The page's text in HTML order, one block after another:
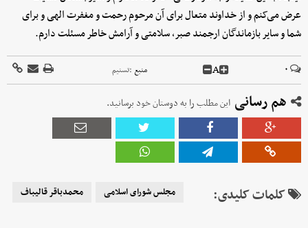
عرض می‌کنم و از خداوند متعال برای آن مرحوم رحمت و مغفرت الهی و برای
شما و سایر بازماندگان ارجمند صبر، سلامتی و آرامش خاطر مسئلت دارم.
۰ A منبع :تسنیم
هم رسانی این مطلب را به دوستان خود برسانید.
کلمات کلیدی: مجلس شورای اسلامی محمدباقر قالیباف